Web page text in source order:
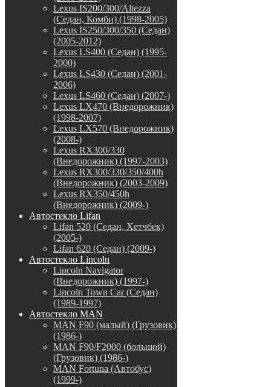
Lexus IS200/300/Altezza
(Седан, Комби) (1998-2005)
Lexus IS250/300/350 (Седан)
(2005-2012)
Lexus LS400 (Седан) (1995-
2000)
Lexus LS430 (Седан) (2001-
2006)
Lexus LS460 (Седан) (2007-)
Lexus LX470 (Внедорожник)
(1998-2007)
Lexus LX570 (Внедорожник)
(2008-)
Lexus RX300/330
(Внедорожник) (1997-2003)
Lexus RX300/330/350/400h
(Внедорожник) (2003-2009)
Lexus RX350/450h
(Внедорожник) (2009-)
Автостекло Lifan
Lifan 520 (Седан, Хетчбек)
(2005-)
Lifan 620 (Седан) (2009-)
Автостекло Lincoln
Lincoln Navigator
(Внедорожник) (1997-)
Lincoln Town Car (Седан)
(1989-1997)
Автостекло MAN
MAN F90 (малый) (Грузовик)
(1986-)
MAN F90/F2000 (большой)
(Грузовик) (1986-)
MAN Fortuna (Автобус)
(1999-)